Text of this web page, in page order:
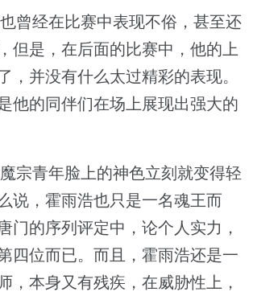
曾经在比赛中表现不俗，甚至还
但是，在后面的比赛中，他的上
，并没有什么太过精彩的表现。
他的同伴们在场上展现出强大的
宗青年脸上的神色立刻就变得轻
说，霍雨浩也只是一名魂王而
门的序列评定中，论个人实力，
四位而已。而且，霍雨浩还是一
，本身又有残疾，在威胁性上，